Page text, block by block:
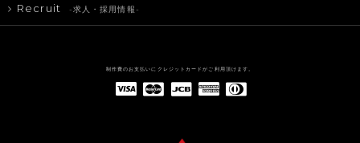
Recruit -求人・採用情報-
制作費のお支払いにクレジットカードがご利用頂けます。